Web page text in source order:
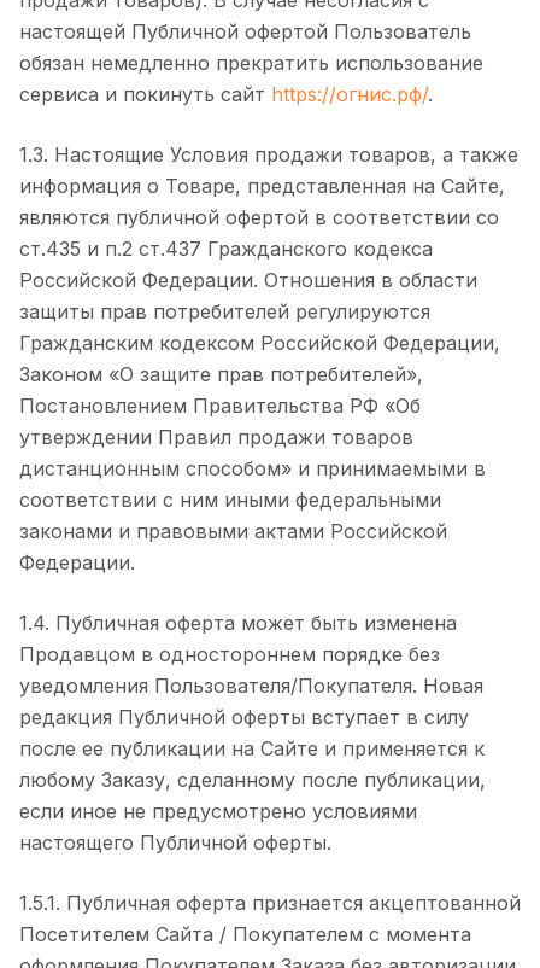
настоящей Публичной офертой Пользователь
обязан немедленно прекратить использование
сервиса и покинуть сайт https://огнис.рф/.
1.3. Настоящие Условия продажи товаров, а также
информация о Товаре, представленная на Сайте,
являются публичной офертой в соответствии со
ст.435 и п.2 ст.437 Гражданского кодекса
Российской Федерации. Отношения в области
защиты прав потребителей регулируются
Гражданским кодексом Российской Федерации,
Законом «О защите прав потребителей»,
Постановлением Правительства РФ «Об
утверждении Правил продажи товаров
дистанционным способом» и принимаемыми в
соответствии с ним иными федеральными
законами и правовыми актами Российской
Федерации.
1.4. Публичная оферта может быть изменена
Продавцом в одностороннем порядке без
уведомления Пользователя/Покупателя. Новая
редакция Публичной оферты вступает в силу
после ее публикации на Сайте и применяется к
любому Заказу, сделанному после публикации,
если иное не предусмотрено условиями
настоящего Публичной оферты.
1.5.1. Публичная оферта признается акцептованной
Посетителем Сайта / Покупателем с момента